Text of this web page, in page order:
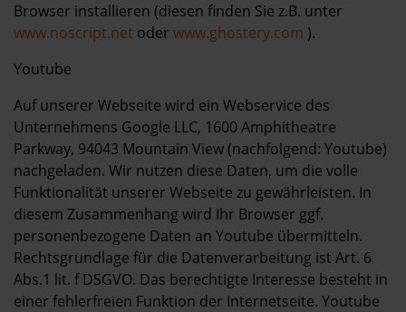
Browser installieren (diesen finden Sie z.B. unter
www.noscript.net oder www.ghostery.com ).
Youtube
Auf unserer Webseite wird ein Webservice des
Unternehmens Google LLC, 1600 Amphitheatre
Parkway, 94043 Mountain View (nachfolgend: Youtube)
nachgeladen. Wir nutzen diese Daten, um die volle
Funktionalität unserer Webseite zu gewährleisten. In
diesem Zusammenhang wird Ihr Browser ggf.
personenbezogene Daten an Youtube übermitteln.
Rechtsgrundlage für die Datenverarbeitung ist Art. 6
Abs.1 lit. f DSGVO. Das berechtigte Interesse besteht in
einer fehlerfreien Funktion der Internetseite. Youtube